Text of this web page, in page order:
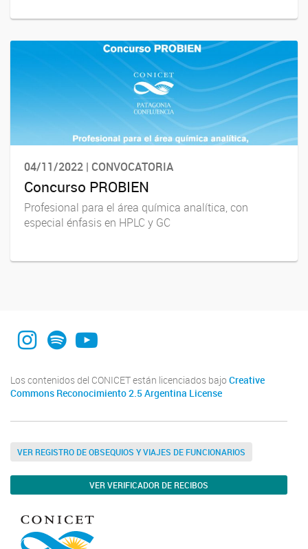
04/11/2022 | CONVOCATORIA
Concurso PROBIEN
Profesional para el área química analítica, con
especial énfasis en HPLC y GC
Instagram
SpotifyYouTube
Los contenidos del CONICET están licenciados bajo Creative
Commons Reconocimiento 2.5 Argentina License
VER REGISTRO DE OBSEQUIOS Y VIAJES DE FUNCIONARIOS
VER VERIFICADOR DE RECIBOS